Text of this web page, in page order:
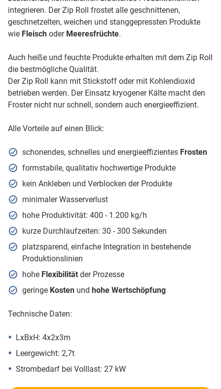
integrieren. Der Zip Roll frostet alle geschnittenen,
geschnetzelten, weichen und stanggepressten Produkte
wie Fleisch oder Meeresfrüchte.
Auch heiße und feuchte Produkte erhalten mit dem Zip Roll
die bestmögliche Qualität.
Der Zip Roll kann mit Stickstoff oder mit Kohlendioxid
betrieben werden. Der Einsatz kryogener Kälte macht den
Froster nicht nur schnell, sondern auch energieeffizient.
Alle Vorteile auf einen Blick:
schonendes, schnelles und energieeffizientes Frosten
formstabile, qualitativ hochwertige Produkte
kein Ankleben und Verblocken der Produkte
minimaler Wasserverlust
hohe Produktivität: 400 - 1.200 kg/h
kurze Durchlaufzeiten: 30 - 300 Sekunden
platzsparend, einfache Integration in bestehende
Produktionslinien
hohe Flexibilität der Prozesse
geringe Kosten und hohe Wertschöpfung
Technische Daten:
LxBxH: 4x2x3m
Leergewicht: 2,7t
Strombedarf bei Volllast: 27 kW